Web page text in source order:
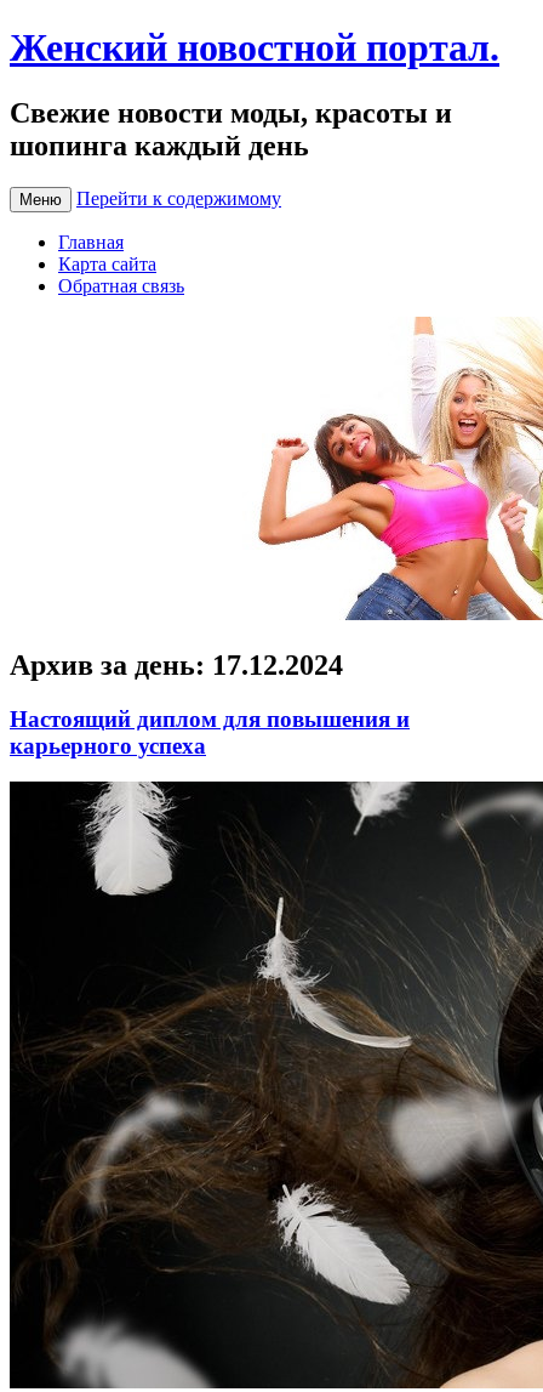
Женский новостной портал.
Свежие новости моды, красоты и
шопинга каждый день
Меню Перейти к содержимому
Главная
Карта сайта
Обратная связь
Архив за день: 17.12.2024
Настоящий диплом для повышения и
карьерного успеха